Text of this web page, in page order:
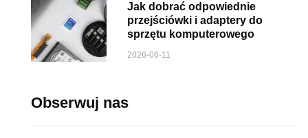
Jak dobrać odpowiednie
przejściówki i adaptery do
sprzętu komputerowego
2026-06-11
Obserwuj nas